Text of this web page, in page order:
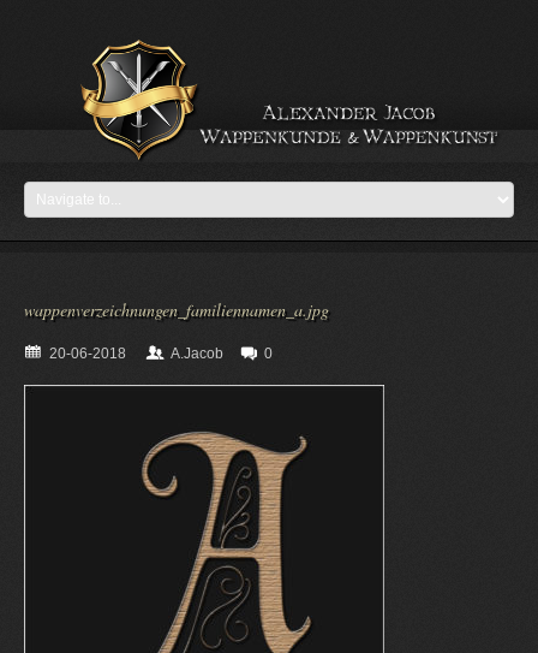
wappenverzeichnungen_familiennamen_a.jpg
20-06-2018 A.Jacob 0